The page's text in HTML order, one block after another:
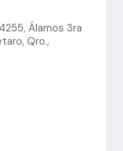
Álamos 3ra
Qro.,